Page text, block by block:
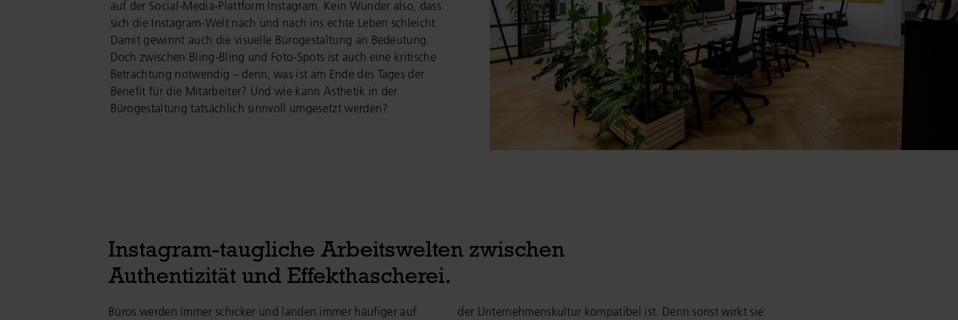
auf der Social-Media-Plattform Instagram. Kein Wunder also, dass
sich die Instagram-Welt nach und nach ins echte Leben schleicht.
Damit gewinnt auch die visuelle Bürogestaltung an Bedeutung.
Doch zwischen Bling-Bling und Foto-Spots ist auch eine kritische
Betrachtung notwendig – denn, was ist am Ende des Tages der
Benefit für die Mitarbeiter? Und wie kann Ästhetik in der
Bürogestaltung tatsächlich sinnvoll umgesetzt werden?
Instagram-taugliche Arbeitswelten zwischen
Authentizität und Effekthascherei.
Büros werden immer schicker und landen immer häufiger auf
der Unternehmenskultur kompatibel ist. Denn sonst wirkt sie